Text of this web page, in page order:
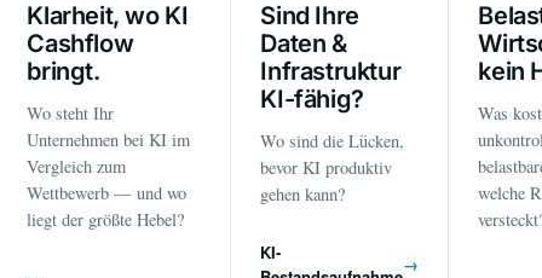
Klarheit, wo KI
Cashflow
bringt.
Wo steht Ihr
Unternehmen bei KI im
Vergleich zum
Wettbewerb — und wo
liegt der größte Hebel?
Sind Ihre
Daten &
Infrastruktur
KI-fähig?
Wo sind die Lücken,
bevor KI produktiv
gehen kann?
KI-
→
kein
Was
welche